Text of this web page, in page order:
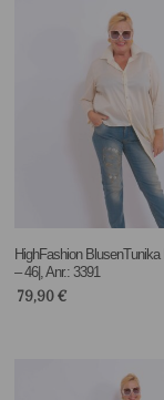
HighFashion BlusenTunika
– 46|, Anr.: 3391
79,90€